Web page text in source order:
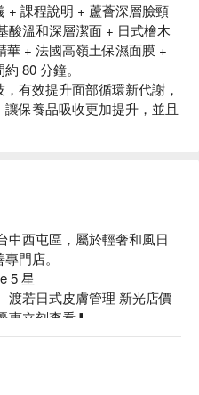
+ 課程說明 + 蘆薈深層臉頸
酸溫和深層潔面 + 日式檜木
+ 法國高嶺土保濕面膜 +
80 分鐘。
有效提升面部循環新代謝，
保養品吸收更加提升，並且
中西屯區，屬於輕奢和風日
門店。
5 星
渡若日式皮膚管理 新光店價
惠立刻查看⬇︎